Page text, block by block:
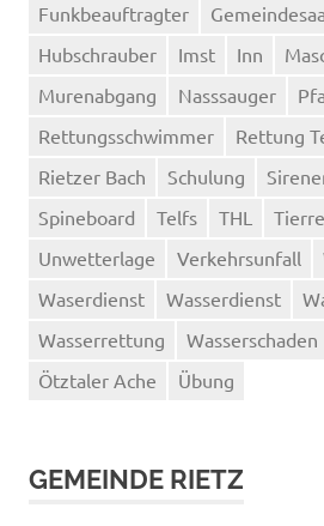
Funkbeauftragter
Hubschrauber
Imst Inn
Murenabgang
Nasssauger
Rettungsschwimmer
Rettung
Rietzer Bach
Schulung
Spineboard
Telfs THL
Unwetterlage
Verkehrsunfall
Waserdienst
Wasserdienst
Wasserrettung
Wasserschaden
Ötztaler Ache
Übung
GEMEINDE RIETZ